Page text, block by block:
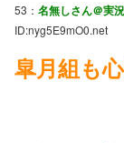
53： 名無しさん＠実
ID:nyg5E9mO0.net
皐月組も